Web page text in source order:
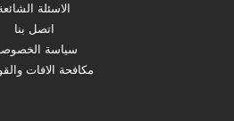
الاسئلة
اتصل بنا
سياسة
مكافحة الافات